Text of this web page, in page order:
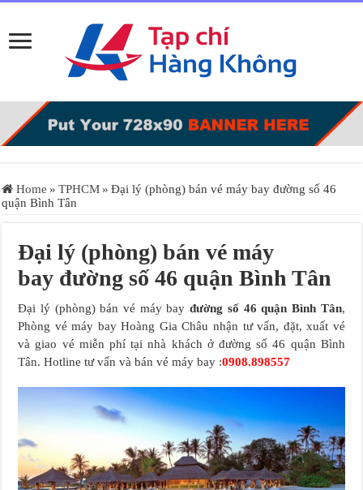
Home » TPHCM » Đại lý (phòng) bán vé máy bay đường số 46
quận Bình Tân
Đại lý (phòng) bán vé máy
bay đường số 46 quận Bình Tân
Đại lý (phòng) bán vé máy bayđường số 46 quận Bình Tân,
Phòng vé máy bay Hoàng Gia Châu nhận tư vấn, đặt, xuất vé
và giao vé miễn phí tại nhà khách ở đường số 46 quận Bình
Tân. Hotline tư vấn và bán vé máy bay :0908.898557